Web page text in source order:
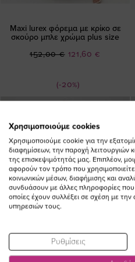
Maxi lurex φόρεμα με κρίκο σε
σκούρο μπλε χρώμα plus size
(-20%)
Ειδική
121,60 €
152,00 €
Χρησιμοποιούμε cookies
Χρησιμοποιούμε cookie για την
διαφημίσεων, την παροχή λειτουργιών
της επισκεψιμότητάς μας. Επιπλέον,
αφορούν τον τρόπο που
κοινωνικών μέσων, διαφήμισης και
συνδυάσουν με άλλες πληροφορίες
οποίες έχουν συλλέξει σε σχέση με
υπηρεσιών τους.
Ρυθμίσεις